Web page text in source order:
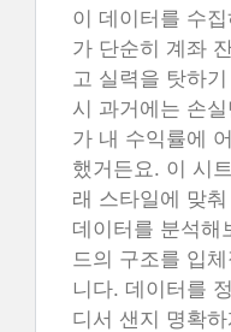
이 데이터를 수
가 단순히 계좌
고 실력을 탓하
시 과거에는 손
가 내 수익률에
했거든요. 이 시
래 스타일에 맞
데이터를 분석해
드의 구조를 입
니다. 데이터를
디서 샌지 명확